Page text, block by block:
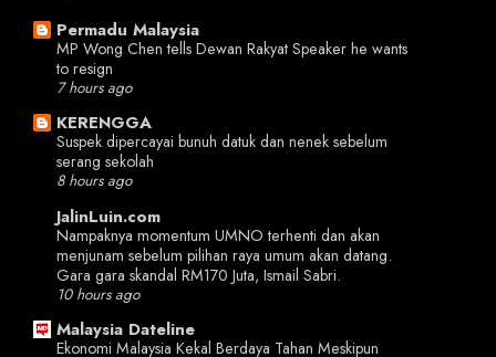
Permadu Malaysia
MP Wong Chen tells Dewan Rakyat Speaker he wants
to resign
7 hours ago
KERENGGA
Suspek dipercayai bunuh datuk dan nenek sebelum
serang sekolah
8 hours ago
JalinLuin.com
Nampaknya momentum UMNO terhenti dan akan
menjunam sebelum pilihan raya umum akan datang.
Gara gara skandal RM170 Juta, Ismail Sabri.
10 hours ago
Malaysia Dateline
Ekonomi Malaysia Kekal Berdaya Tahan Meskipun